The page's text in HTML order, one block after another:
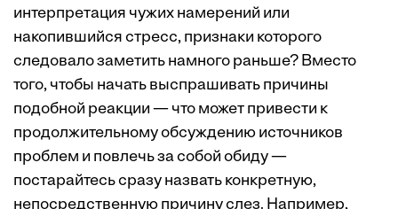
интерпретация чужих намерений или
накопившийся стресс, признаки которого
следовало заметить намного раньше? Вместо
того, чтобы начать выспрашивать причины
подобной реакции — что может привести к
продолжительному обсуждению источников
проблем и повлечь за собой обиду —
постарайтесь сразу назвать конкретную,
непосредственную причину слез. Например,